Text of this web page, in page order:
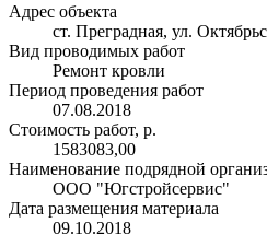
Адрес объекта
ст. Преградная, ул.
Вид проводимых работ
Ремонт кровли
Период проведения работ
07.08.2018
Стоимость работ, р.
1583083,00
Наименование подрядной
ООО "Югстройсервис"
Дата размещения материала
09.10.2018